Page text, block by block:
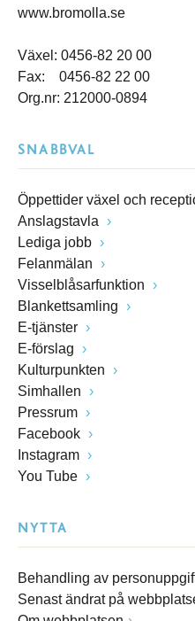
www.bromolla.se
Växel: 0456-82 20 00
Fax: 0456-82 22 00
Org.nr: 212000-0894
SNABBVAL
Öppettider växel och
Anslagstavla
Lediga jobb
Felanmälan
Visselblåsarfunktion
Blankettsamling
E-tjänster
E-förslag
Kulturpunkten
Simhallen
Pressrum
Facebook
Instagram
You Tube
NYTTA
Behandling av
Senast ändrat på